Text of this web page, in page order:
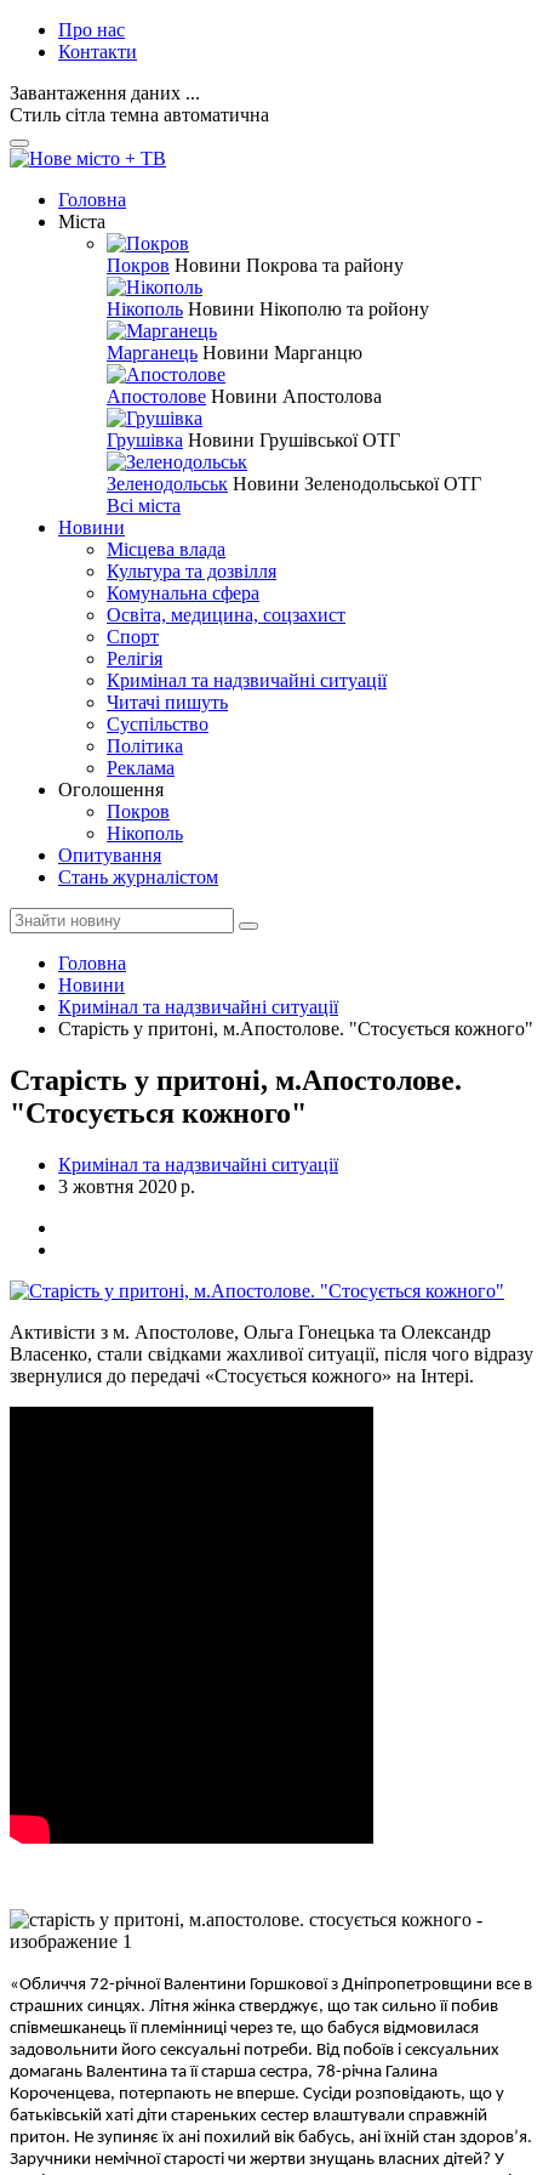
Про нас
Контакти
Завантаження даних ...
Стиль сітла темна автоматична
Головна
Міста
Покров Новини Покрова та району
Нікополь Новини Нікополю та ройону
Марганець Новини Марганцю
Апостолове Новини Апостолова
Грушівка Новини Грушівської ОТГ
Зеленодольськ Новини Зеленодольської ОТГ
Всі міста
Новини
Місцева влада
Культура та дозвілля
Комунальна сфера
Освіта, медицина, соцзахист
Спорт
Релігія
Кримінал та надзвичайні ситуації
Читачі пишуть
Суспільство
Політика
Реклама
Оголошення
Покров
Нікополь
Опитування
Стань журналістом
Головна
Новини
Кримінал та надзвичайні ситуації
Старість у притоні, м.Апостолове. "Стосується кожного"
Старість у притоні, м.Апостолове.
"Стосується кожного"
Кримінал та надзвичайні ситуації
3 жовтня 2020 р.
Активісти з м. Апостолове, Ольга Гонецька та Олександр
Власенко, стали свідками жахливої ситуації, після чого відразу
звернулися до передачі «Стосується кожного» на Інтері.
«Обличчя 72-річної Валентини Горшкової з Дніпропетровщини все в
страшних синцях. Літня жінка стверджує, що так сильно її побив
співмешканець її племінниці через те, що бабуся відмовилася
задовольнити його сексуальні потреби. Від побоїв і сексуальних
домагань Валентина та її старша сестра, 78-річна Галина
Короченцева, потерпають не вперше. Сусіди розповідають, що у
батьківській хаті діти стареньких сестер влаштували справжній
притон. Не зупиняє їх ані похилий вік бабусь, ані їхній стан здоров’я.
Заручники немічної старості чи жертви знущань власних дітей? У